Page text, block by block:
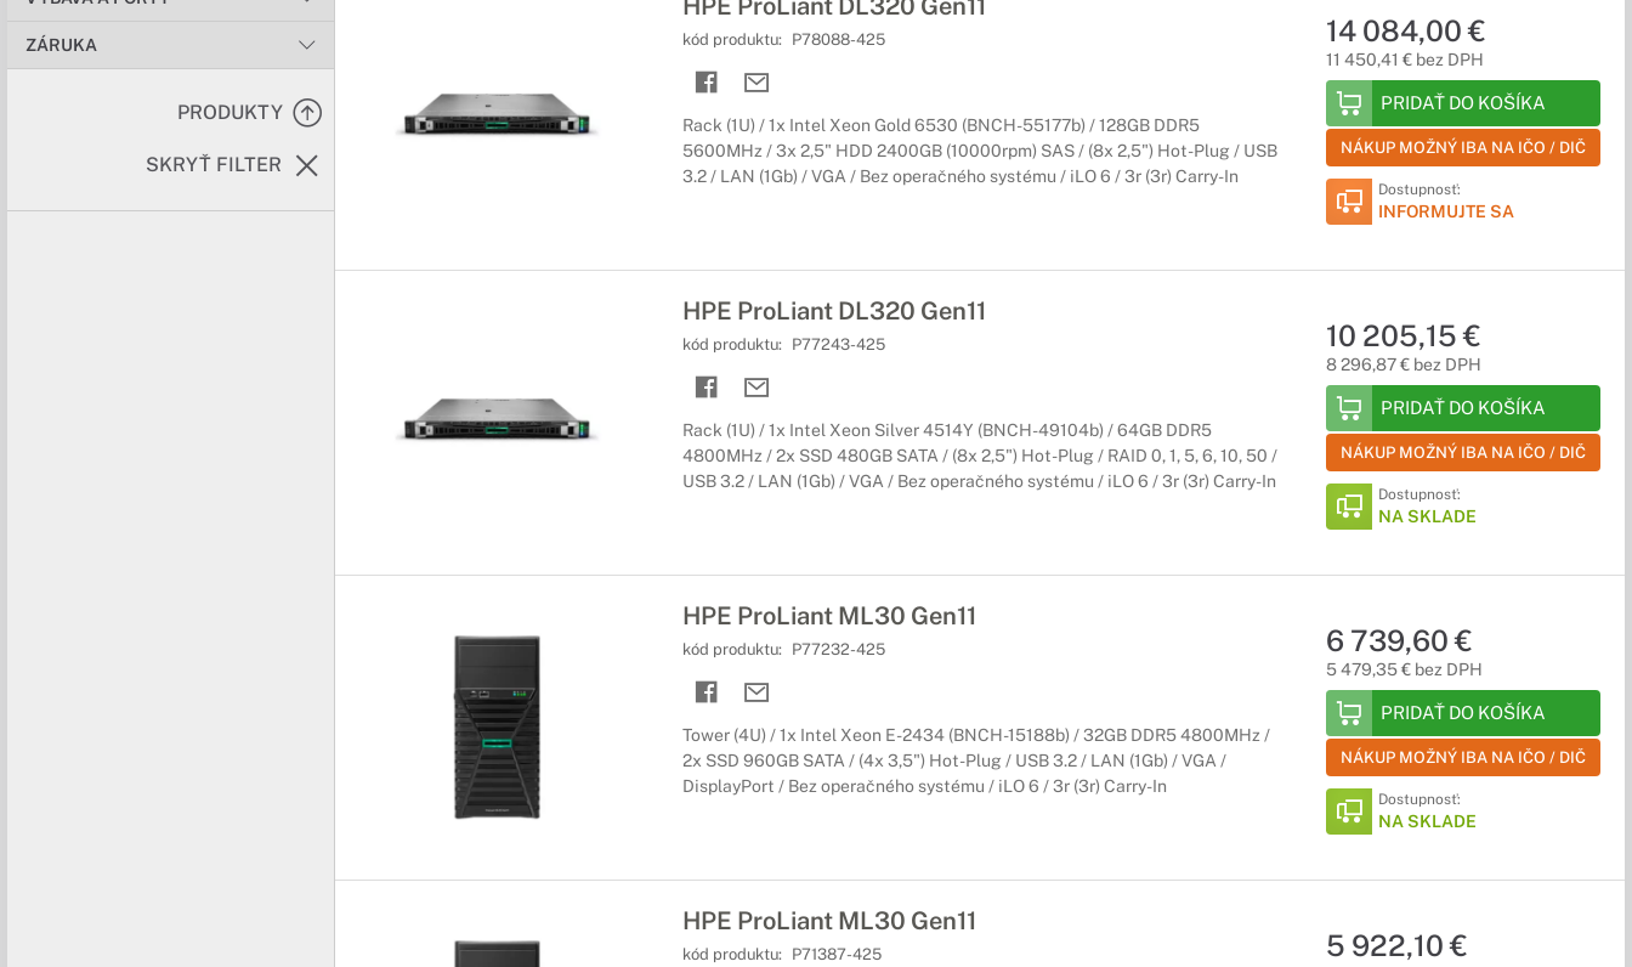
ZÁRUKA
PRODUKTY
SKRYŤ FILTER
HPE ProLiant DL320 Gen11
kód produktu: P78088-425
Rack (1U) / 1x Intel Xeon Gold 6530 (BNCH-55177b) / 128GB DDR5
5600MHz / 3x 2,5" HDD 2400GB (10000rpm) SAS / (8x 2,5") Hot-Plug / USB
3.2 / LAN (1Gb) / VGA / Bez operačného systému / iLO 6 / 3r (3r) Carry-In
14 084,00 €
11 450,41 € bez DPH
PRIDAŤ DO KOŠÍKA
NÁKUP MOŽNÝ IBA NA IČO / DIČ
Dostupnosť:
INFORMUJTE SA
HPE ProLiant DL320 Gen11
kód produktu: P77243-425
Rack (1U) / 1x Intel Xeon Silver 4514Y (BNCH-49104b) / 64GB DDR5
4800MHz / 2x SSD 480GB SATA / (8x 2,5") Hot-Plug / RAID 0, 1, 5, 6, 10, 50 /
USB 3.2 / LAN (1Gb) / VGA / Bez operačného systému / iLO 6 / 3r (3r) Carry-In
10 205,15 €
8 296,87 € bez DPH
PRIDAŤ DO KOŠÍKA
NÁKUP MOŽNÝ IBA NA IČO / DIČ
Dostupnosť:
NA SKLADE
HPE ProLiant ML30 Gen11
kód produktu: P77232-425
Tower (4U) / 1x Intel Xeon E-2434 (BNCH-15188b) / 32GB DDR5 4800MHz /
2x SSD 960GB SATA / (4x 3,5") Hot-Plug / USB 3.2 / LAN (1Gb) / VGA /
DisplayPort / Bez operačného systému / iLO 6 / 3r (3r) Carry-In
6 739,60 €
5 479,35 € bez DPH
PRIDAŤ DO KOŠÍKA
NÁKUP MOŽNÝ IBA NA IČO / DIČ
Dostupnosť:
NA SKLADE
HPE ProLiant ML30 Gen11
kód produktu: P71387-425 5 922,10 €